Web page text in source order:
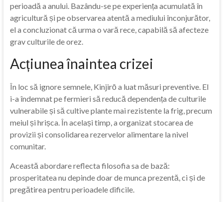
perioadă a anului. Bazându-se pe experiența acumulată în
agricultură și pe observarea atentă a mediului înconjurător,
el a concluzionat că urma o vară rece, capabilă să afecteze
grav culturile de orez.
Acțiunea înaintea crizei
În loc să ignore semnele, Kinjirō a luat măsuri preventive. El
i-a îndemnat pe fermieri să reducă dependența de culturile
vulnerabile și să cultive plante mai rezistente la frig, precum
meiul și hrișca. În același timp, a organizat stocarea de
provizii și consolidarea rezervelor alimentare la nivel
comunitar.
Această abordare reflecta filosofia sa de bază:
prosperitatea nu depinde doar de munca prezentă, ci și de
pregătirea pentru perioadele dificile.